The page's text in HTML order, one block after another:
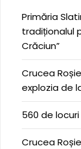
Primăria
tradiționalul
Crăciun”
Crucea
explozia de
560 de
Crucea